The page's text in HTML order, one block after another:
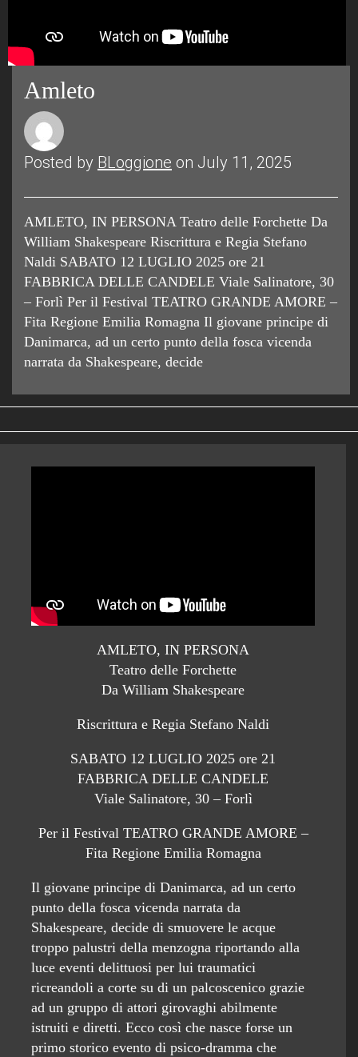
Amleto
Posted by BLoggione on July 11, 2025
AMLETO, IN PERSONA Teatro delle Forchette Da
William Shakespeare Riscrittura e Regia Stefano
Naldi SABATO 12 LUGLIO 2025 ore 21
FABBRICA DELLE CANDELE Viale Salinatore, 30
– Forlì Per il Festival TEATRO GRANDE AMORE –
Fita Regione Emilia Romagna Il giovane principe di
Danimarca, ad un certo punto della fosca vicenda
narrata da Shakespeare, decide
AMLETO, IN PERSONA
Teatro delle Forchette
Da William Shakespeare
Riscrittura e Regia Stefano Naldi
SABATO 12 LUGLIO 2025 ore 21
FABBRICA DELLE CANDELE
Viale Salinatore, 30 – Forlì
Per il Festival TEATRO GRANDE AMORE –
Fita Regione Emilia Romagna
Il giovane principe di Danimarca, ad un certo
punto della fosca vicenda narrata da
Shakespeare, decide di smuovere le acque
troppo palustri della menzogna riportando alla
luce eventi delittuosi per lui traumatici
ricreandoli a corte su di un palcoscenico grazie
ad un gruppo di attori girovaghi abilmente
istruiti e diretti. Ecco così che nasce forse un
primo storico evento di psico-dramma che